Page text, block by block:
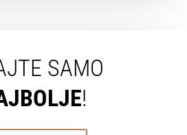
SAMO
!